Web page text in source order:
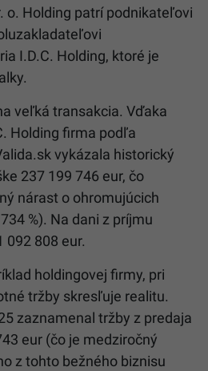
o. Holding patrí podnikateľovi
I.D.C. Holding, ktoré je
veľká transakcia. Vďaka
Holding firma podľa
vykázala historický
237 199 746 eur, čo
nárast o ohromujúcich
%). Na dani z príjmu
092 808 eur.
holdingovej firmy, pri
tržby skresľuje realitu.
zaznamenal tržby z predaja
eur (čo je medziročný
z tohto bežného biznisu